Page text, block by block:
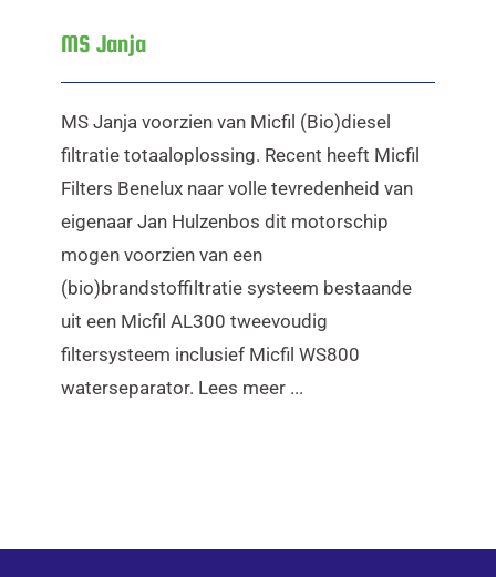
MS Janja
MS Janja voorzien van Micfil (Bio)diesel
filtratie totaaloplossing. Recent heeft Micfil
Filters Benelux naar volle tevredenheid van
eigenaar Jan Hulzenbos dit motorschip
mogen voorzien van een
(bio)brandstoffiltratie systeem bestaande
uit een Micfil AL300 tweevoudig
filtersysteem inclusief Micfil WS800
waterseparator. Lees meer ...